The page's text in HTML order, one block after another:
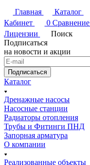
Главная Каталог
Кабинет
0 Сравнение
Лицензии
Поиск
Подписаться
на новости и акции
Подписаться
Каталог
Дренажные насосы
Насосные станции
Радиаторы отопления
Трубы и Фитинги ПНД
Запорная арматура
О компании
Реализованные объекты